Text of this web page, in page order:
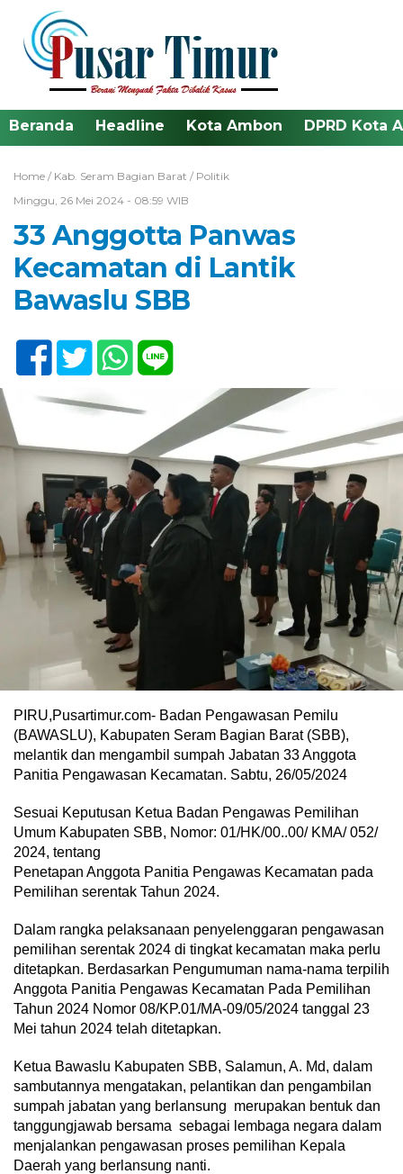
Beranda Headline Kota Ambon DPRD Kota
Home / Kab. Seram Bagian Barat / Politik
Minggu, 26 Mei 2024 - 08:59 WIB
33 Anggotta Panwas
Kecamatan di Lantik
Bawaslu SBB
PIRU,Pusartimur.com- Badan Pengawasan Pemilu
(BAWASLU), Kabupaten Seram Bagian Barat (SBB),
melantik dan mengambil sumpah Jabatan 33 Anggota
Panitia Pengawasan Kecamatan. Sabtu, 26/05/2024
Sesuai Keputusan Ketua Badan Pengawas Pemilihan
Umum Kabupaten SBB, Nomor: 01/HK/00..00/ KMA/ 052/
2024, tentang
Penetapan Anggota Panitia Pengawas Kecamatan pada
Pemilihan serentak Tahun 2024.
Dalam rangka pelaksanaan penyelenggaran pengawasan
pemilihan serentak 2024 di tingkat kecamatan maka perlu
ditetapkan. Berdasarkan Pengumuman nama-nama terpilih
Anggota Panitia Pengawas Kecamatan Pada Pemilihan
Tahun 2024 Nomor 08/KP.01/MA-09/05/2024 tanggal 23
Mei tahun 2024 telah ditetapkan.
Ketua Bawaslu Kabupaten SBB, Salamun, A. Md, dalam
sambutannya mengatakan, pelantikan dan pengambilan
sumpah jabatan yang berlansung merupakan bentuk dan
tanggungjawab bersama sebagai lembaga negara dalam
menjalankan pengawasan proses pemilihan Kepala
Daerah yang berlansung nanti.